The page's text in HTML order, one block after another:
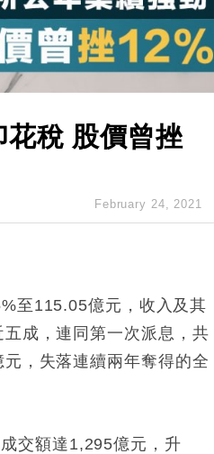
花稅 股價曾挫
February 24, 2021
至115.05億元，收入及其
五成，連同第一次派息，共
元，失落連續兩年奪得的全
交額達1,295億元，升